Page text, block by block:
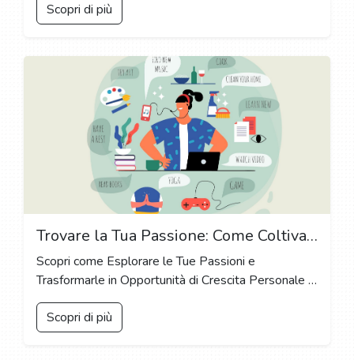
Scopri di più
Trovare la Tua Passione: Come Coltivare Interessi e Hobby durante il College
Scopri come Esplorare le Tue Passioni e
Trasformarle in Opportunità di Crescita Personale e
Professionale
Scopri di più